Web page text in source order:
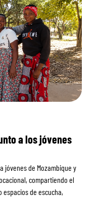
a los jóvenes
jóvenes de Mozambique y
compartiendo el
de escucha,